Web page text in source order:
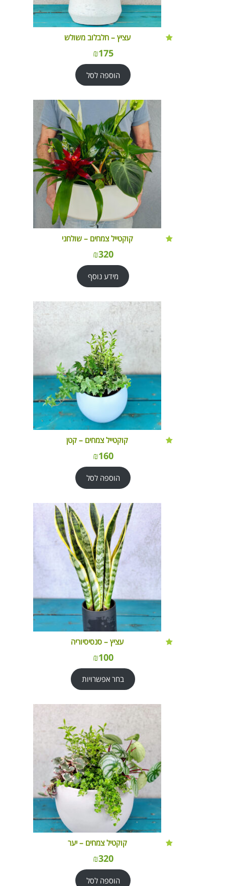
עציץ – חלבלוב משולש
₪175
הוספה לסל
קוקטייל צמחים – שולחני
₪320
מידע נוסף
קוקטייל צמחים – קטן
₪160
הוספה לסל
עציץ – סנסיסיוריה
₪100
בחר אפשרויות
קוקטיל צמחים – יער
₪320
הוספה לסל